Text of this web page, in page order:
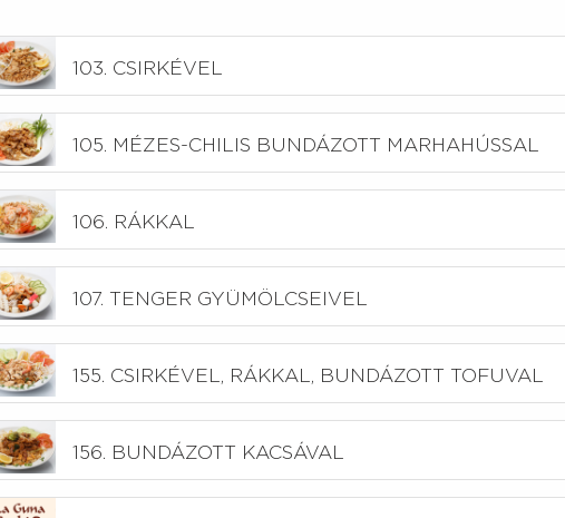
103. CSIRKÉVEL
105. MÉZES-CHILIS BUNDÁZOTT MARHAHÚSSAL
106. RÁKKAL
107. TENGER GYÜMÖLCSEIVEL
155. CSIRKÉVEL, RÁKKAL, BUNDÁZOTT TOFUVAL
156. BUNDÁZOTT KACSÁVAL